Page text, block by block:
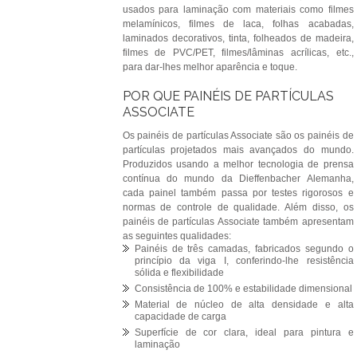
usados para laminação com materiais como filmes
melamínicos, filmes de laca, folhas acabadas,
laminados decorativos, tinta, folheados de madeira,
filmes de PVC/PET, filmes/lâminas acrílicas, etc.,
para dar-lhes melhor aparência e toque.
POR QUE PAINÉIS DE PARTÍCULAS
ASSOCIATE
Os painéis de partículas Associate são os painéis de
partículas projetados mais avançados do mundo.
Produzidos usando a melhor tecnologia de prensa
contínua do mundo da Dieffenbacher Alemanha,
cada painel também passa por testes rigorosos e
normas de controle de qualidade. Além disso, os
painéis de partículas Associate também apresentam
as seguintes qualidades:
Painéis de três camadas, fabricados segundo o
princípio da viga I, conferindo-lhe resistência
sólida e flexibilidade
Consistência de 100% e estabilidade dimensional
Material de núcleo de alta densidade e alta
capacidade de carga
Superfície de cor clara, ideal para pintura e
laminação